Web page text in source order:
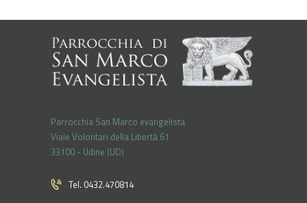
Parrocchia San Marco evangelista
Viale Volontari della Libertá 61
33100 - Udine (UD)
Tel. 0432.470814